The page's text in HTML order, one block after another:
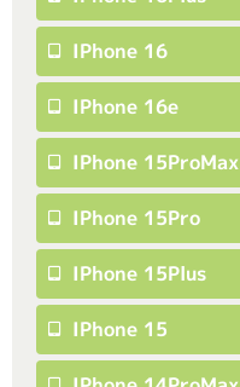
IPhone 16
IPhone 16e
IPhone 15ProMax
IPhone 15Pro
IPhone 15Plus
IPhone 15